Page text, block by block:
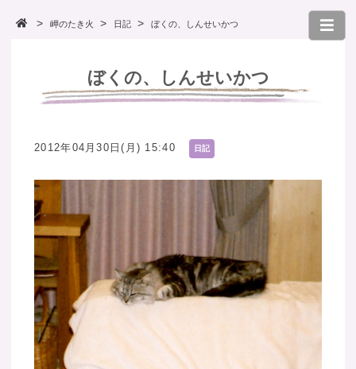
岬のたき火 日記 ぼくの、しんせいかつ
ぼくの、しんせいかつ
2012年04月30日(月) 15:40 日記